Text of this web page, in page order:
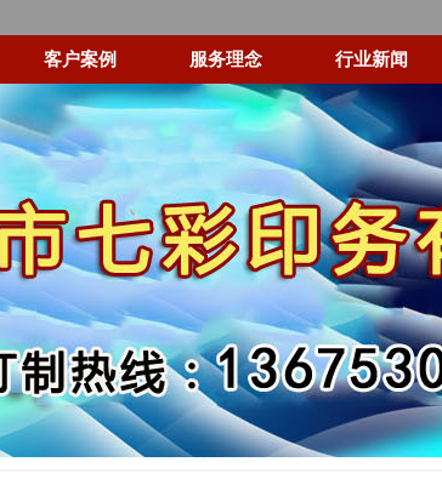
客户案例 服务理念 行业新闻